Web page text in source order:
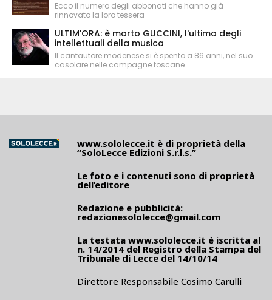
Ecco il numero degli abbonati che hanno già
rinnovato la loro tessera
ULTIM'ORA: è morto GUCCINI, l'ultimo degli
intellettuali della musica
Il cantautore modenese si è spento a 86 anni, nel suo
casolare nelle campagne toscane
www.sololecce.it è di proprietà della
“SoloLecce Edizioni S.r.l.s.”
Le foto e i contenuti sono di proprietà
dell’editore
Redazione e pubblicità:
redazionesololecce@gmail.com
La testata www.sololecce.it è iscritta al
n. 14/2014 del Registro della Stampa del
Tribunale di Lecce del 14/10/14
Direttore Responsabile Cosimo Carulli